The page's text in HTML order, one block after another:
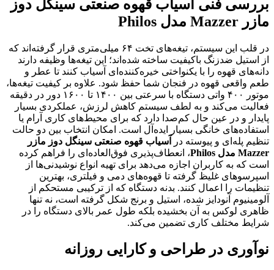
بررسی فنی آسیاب قهوه صنعتی سینگل دوز
مازر Mazzer
مدل Philos
در قلب این سیستم، تیغه‌های تخت ۶۴ میلی‌متری قرار گرفته‌اند که
از استیل ضدزنگ باکیفیت ساخته شده‌اند؛ این تیغه‌ها وظیفه دارند
دانه‌های قهوه را با یکنواختی خیره‌کننده‌ای آسیاب کنند تا عطر و
طعم واقعی قهوه در فنجان شما حفظ شود. علاوه بر کیفیت تیغه‌ها،
موتور ۴۰۰ واتی دستگاه با سرعتی بین ۱۴۰۰ تا ۱۶۰۰ دور در دقیقه
فعالیت می‌کند و به لطف سیستم کاهش لرزش، عملکردی بسیار
پایدار و در عین حال کم‌صدا دارد که برای محیط‌های کاری آرام یا
استفاده‌های خانگی بسیار ایده‌آل است. امکان انتخاب بین دو حالت
تنظیم پله‌ای و پیوسته در
آسیاب قهوه صنعتی سینگل دوز مازر
Mazzer مدل Philos
، انعطاف‌پذیری فوق‌العاده‌ای را فراهم کرده
است که به کاربران اجازه می‌دهد برای تهیه انواع نوشیدنی‌ها از
اسپرسوهای غلیظ گرفته تا قهوه‌های دمی و فیلتری، بهترین
تنظیمات را اعمال کنند. بدنه دستگاه که از ترکیبی مستحکم از
آلومینیوم آنودایز شده، استیل و برنج شکل گرفته است، نه تنها
ظاهری لوکس به آن بخشیده بلکه طول عمر بالای دستگاه را در
شرایط مختلف کاری تضمین می‌کند.
نوآوری در طراحی و کارایی روزانه